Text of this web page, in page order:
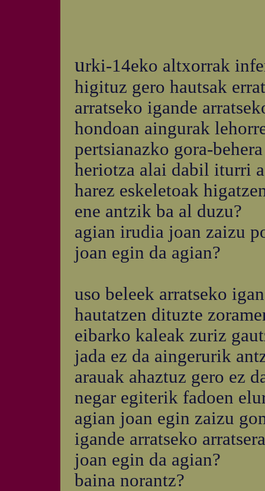
urki-14eko altxorrak
higituz gero hautsak
arratseko igande
hondoan aingurak
pertsianazko gora-
heriotza alai dabil iturri
harez eskeletoak
ene antzik ba al duzu?
agian irudia joan zaizu
joan egin da agian?
uso beleek arratseko
hautatzen dituzte
eibarko kaleak zuriz
jada ez da aingerurik
arauak ahaztuz gero ez
negar egiterik fadoen
agian joan egin zaizu
igande arratseko
joan egin da agian?
baina norantz?